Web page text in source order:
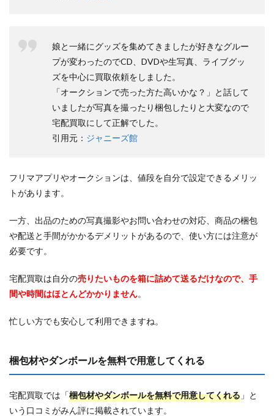
娘と一緒にグッズを集めてきましたが好きなグルー
プが変わったのでCD、DVDや生写真、ライブグッ
ズを中心に買取依頼をしました。
「オークションで売った方た高いかな？」と話して
いましたが写真を撮ったり梱包したりと大変なので
宅配買取にして正解でした。
引用元： ジャニーズ館
フリマアプリやオークションは、値段を自分で設定できるメリッ
トがあります。
一方、出品のための写真撮影やお問い合わせの対応、商品の梱包
や配送と手間がかかるデメリットがあるので、使い方には注意が
必要です。
宅配買取は自分の売りたいものを箱に詰めて送るだけなので、手
間や時間はほとんどかかりません。
忙しい方でも安心して利用できますね。
梱包材やダンボールを無料で用意してくれる
宅配買取では「梱包材やダンボールを無料で用意してくれる 」と
いう口コミがみん評に掲載されています。